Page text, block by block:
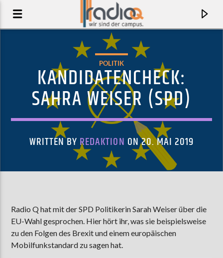
JEANSKUTTER
HAMBURG SPINNERS
POLITIK
KANDIDATENCHECK:
SAHRA WEISER (SPD)
WRITTEN BY REDAKTION ON 20. MAI 2019
Radio Q hat mit der SPD Politikerin Sarah Weiser über die
EU-Wahl gesprochen. Hier hört ihr, was sie beispielsweise
zu den Folgen des Brexit und einem europäischen
Mobilfunkstandard zu sagen hat.